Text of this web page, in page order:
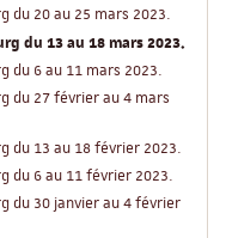
du 20 au 25 mars 2023.
du 13 au 18 mars 2023.
du 6 au 11 mars 2023.
du 27 février au 4 mars
du 13 au 18 février 2023.
du 6 au 11 février 2023.
du 30 janvier au 4 février